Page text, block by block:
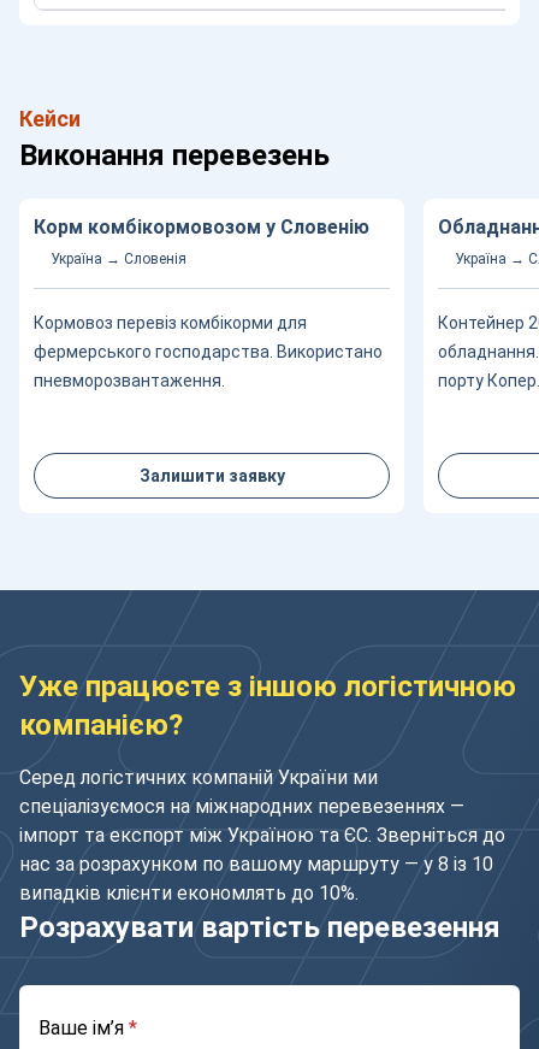
Кейси
Виконання перевезень
Корм комбікормовозом у Словенію
Україна → Словенія
Кормовоз перевіз комбікорми для
фермерського господарства. Використано
пневморозвантаження.
Залишити заявку
Україна →
Контейнер
порту Копер.
Розрахувати вартість перевезення
Ваше ім’я *
Уже працюєте з іншою логістичною
компанією?
Серед логістичних компаній України ми
спеціалізуємося на міжнародних перевезеннях —
імпорт та експорт між Україною та ЄС. Зверніться до
нас за розрахунком по вашому маршруту — у 8 із 10
випадків клієнти економлять до 10%.